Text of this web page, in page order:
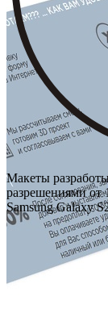
Макеты
разрешениями от
Samsung Galaxy